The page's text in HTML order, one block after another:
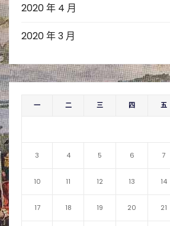
2020 年 4 月
2020 年 3 月
一 二 三 四 五
3 4 5 6 7
10 11 12 13 14
17 18 19 20 21